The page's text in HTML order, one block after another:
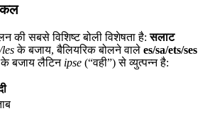
की सबसे विशिष्ट बोली विशेषता है:सलाट
के बजाय, बैलियरिक बोलने वाले es/sa/ets/ses
के बजाय लैटिन ipse (“वही”) से व्युत्पन्न है: